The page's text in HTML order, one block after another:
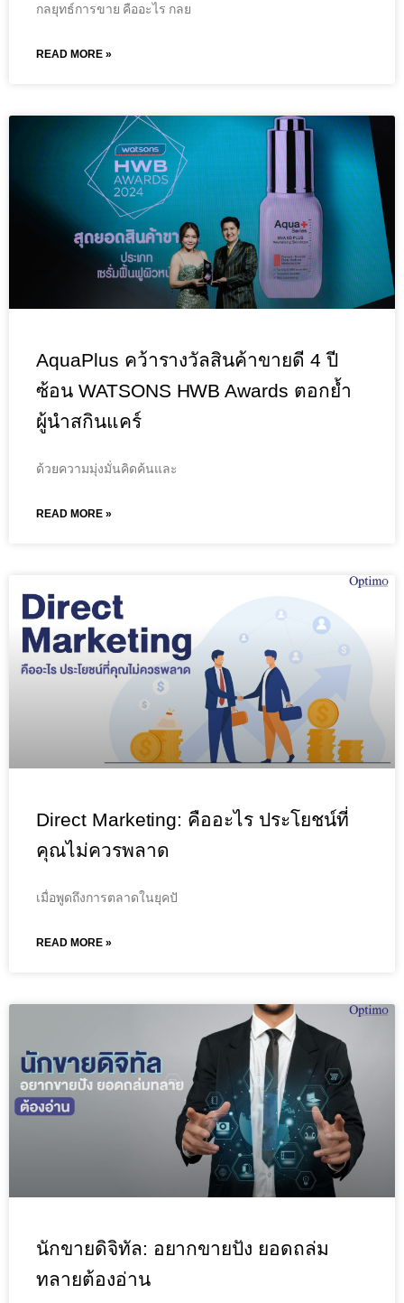
กลยุทธ์การขาย คืออะไร กลย
READ MORE »
AquaPlus คว้ารางวัลสินค้าขายดี 4 ปี
ซ้อน WATSONS HWB Awards ตอกย้ำ
ผู้นำสกินแคร์
ด้วยความมุ่งมั่นคิดค้นและ
READ MORE »
Direct Marketing: คืออะไร ประโยชน์ที่
คุณไม่ควรพลาด
เมื่อพูดถึงการตลาดในยุคปั
READ MORE »
นักขายดิจิทัล: อยากขายปัง ยอดถล่ม
ทลายต้องอ่าน